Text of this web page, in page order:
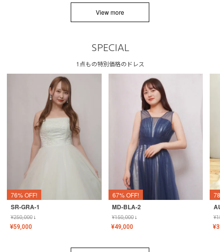
View more
SPECIAL
1点もの特別価格のドレス
76% OFF!
SR-GRA-1
¥250,000↓
¥59,000
67% OFF!
MD-BLA-2
¥150,000↓
¥49,000
¥
¥